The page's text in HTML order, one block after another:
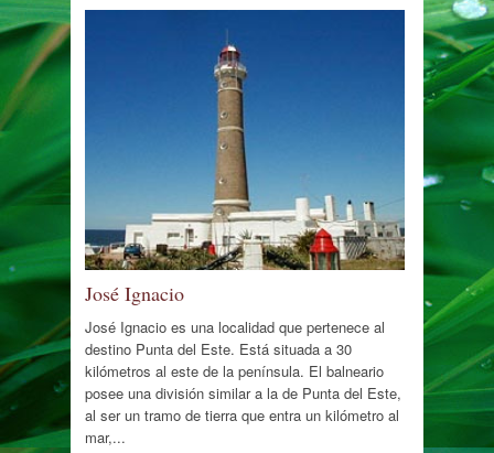
José Ignacio
José Ignacio es una localidad que pertenece al
destino Punta del Este. Está situada a 30
kilómetros al este de la península. El balneario
posee una división similar a la de Punta del Este,
al ser un tramo de tierra que entra un kilómetro al
mar,...